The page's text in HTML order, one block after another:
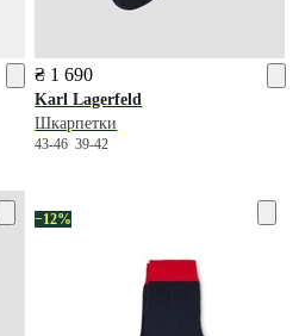
₴ 1 690
Karl Lagerfeld
Шкарпетки
43-4639-42
−12%